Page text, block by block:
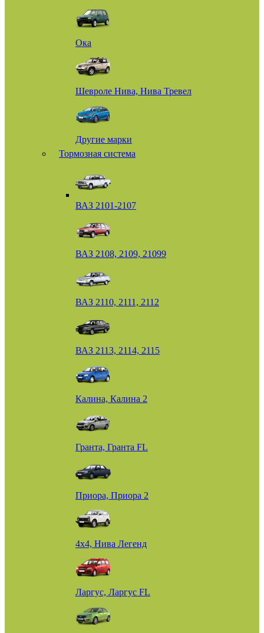
Ока
Шевроле Нива, Нива Тревел
Другие марки
Тормозная система
ВАЗ 2101-2107
ВАЗ 2108, 2109, 21099
ВАЗ 2110, 2111, 2112
ВАЗ 2113, 2114, 2115
Калина, Калина 2
Гранта, Гранта FL
Приора, Приора 2
4х4, Нива Легенд
Ларгус, Ларгус FL